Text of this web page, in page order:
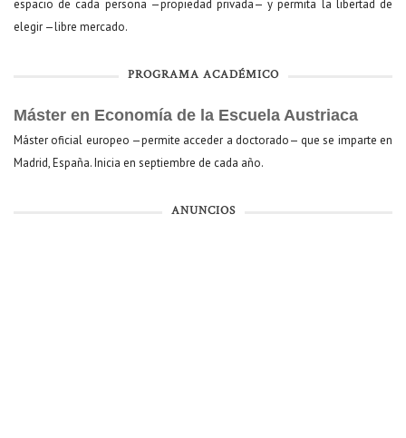
espacio de cada persona —propiedad privada— y permita la libertad de
elegir —libre mercado.
PROGRAMA ACADÉMICO
Máster en Economía de la Escuela Austriaca
Máster oficial europeo —permite acceder a doctorado— que se imparte en
Madrid, España. Inicia en septiembre de cada año.
ANUNCIOS